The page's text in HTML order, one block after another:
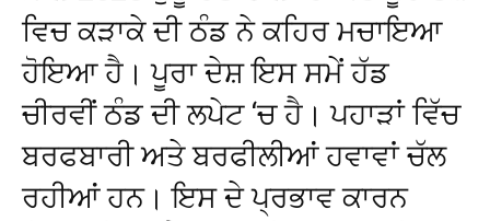
ਵਿਚ ਕੜਾਕੇ ਦੀ ਠੰਡ ਨੇ ਕਹਿਰ ਮਚਾਇਆ
ਹੋਇਆ ਹੈ। ਪੂਰਾ ਦੇਸ਼ ਇਸ ਸਮੇਂ ਹੱਡ
ਚੀਰਵੀਂ ਠੰਡ ਦੀ ਲਪੇਟ ‘ਚ ਹੈ। ਪਹਾੜਾਂ ਵਿੱਚ
ਬਰਫਬਾਰੀ ਅਤੇ ਬਰਫੀਲੀਆਂ ਹਵਾਵਾਂ ਚੱਲ
ਰਹੀਆਂ ਹਨ। ਇਸ ਦੇ ਪ੍ਰਭਾਵ ਕਾਰਨ